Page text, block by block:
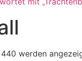
werden